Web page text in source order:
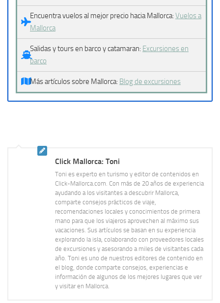
Encuentra vuelos al mejor precio hacia Mallorca: Vuelos a
Mallorca
Salidas y tours en barco y catamaran: Excursiones en
barco
Más artículos sobre Mallorca: Blog de excursiones
Click Mallorca: Toni
Toni es experto en turismo y editor de contenidos en
Click-Mallorca.com. Con más de 20 años de experiencia
ayudando a los visitantes a descubrir Mallorca,
comparte consejos prácticos de viaje,
recomendaciones locales y conocimientos de primera
mano para que los viajeros aprovechen al máximo sus
vacaciones. Sus artículos se basan en su experiencia
explorando la isla, colaborando con proveedores locales
de excursiones y asesorando a miles de visitantes cada
año. Toni es uno de nuestros editores de contenido en
el blog, donde comparte consejos, experiencias e
información de algunos de los mejores lugares que ver
y visitar en Mallorca.